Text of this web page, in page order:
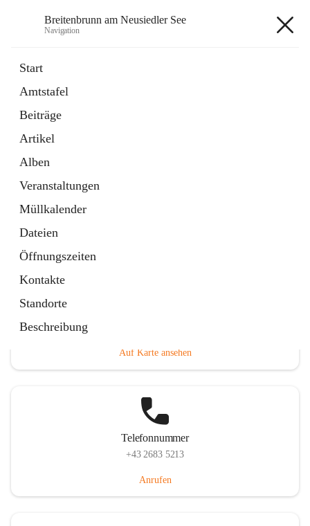
Breitenbrunn am Neusiedler See
Navigation
Start
Amtstafel
Beiträge
Artikel
Alben
Veranstaltungen
Müllkalender
Dateien
Öffnungszeiten
Kontakte
Standorte
Beschreibung
18 Schnellzugriffe
Gemeindeservice
Auf Karte ansehen
Telefonnummer
+43 2683 5213
Anrufen